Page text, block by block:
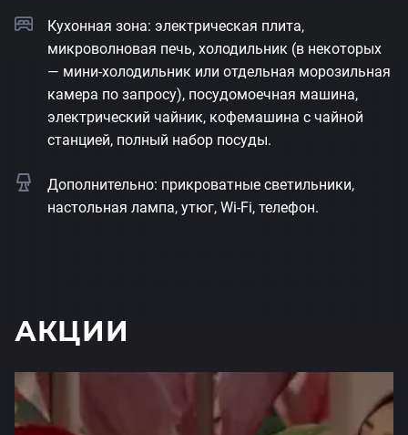
Кухонная зона: электрическая плита,
микроволновая печь, холодильник (в некоторых
— мини-холодильник или отдельная морозильная
камера по запросу), посудомоечная машина,
электрический чайник, кофемашина с чайной
станцией, полный набор посуды.
Дополнительно: прикроватные светильники,
настольная лампа, утюг, Wi-Fi, телефон.
АКЦИИ